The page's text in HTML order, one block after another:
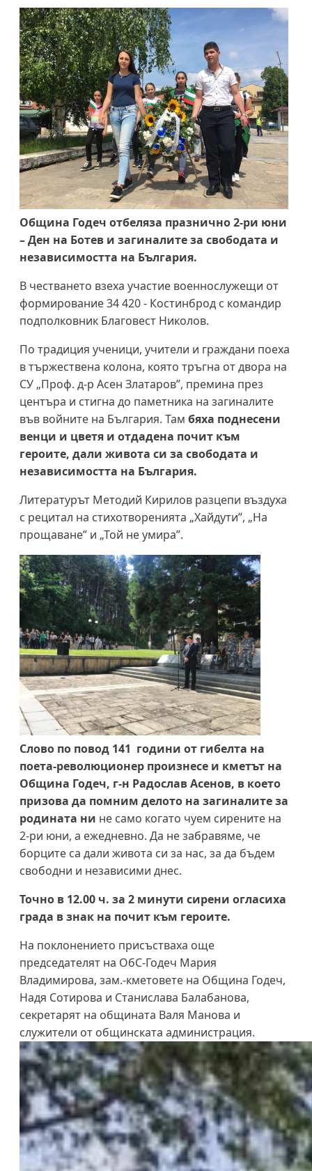
Община Годеч отбеляза празнично 2-ри юни
– Ден на Ботев и загиналите за свободата и
независимостта на България.
В честването взеха участие военнослужещи от
формирование 34 420 - Костинброд с командир
подполковник Благовест Николов.
По традиция ученици, учители и граждани поеха
в тържествена колона, която тръгна от двора на
СУ „Проф. д-р Асен Златаров”, премина през
центъра и стигна до паметника на загиналите
във войните на България. Там бяха поднесени
венци и цветя и отдадена почит към
героите, дали живота си за свободата и
независимостта на България.
Литературът Методий Кирилов разцепи въздуха
с рецитал на стихотворенията „Хайдути”, „На
прощаване” и „Той не умира”.
Слово по повод 141 години от гибелта на
поета-революционер произнесе и кметът на
Община Годеч, г-н Радослав Асенов, в което
призова да помним делото на загиналите за
родината ни не само когато чуем сирените на
2-ри юни, а ежедневно. Да не забравяме, че
борците са дали живота си за нас, за да бъдем
свободни и независими днес.
Точно в 12.00 ч. за 2 минути сирени огласиха
града в знак на почит към героите.
На поклонението присъстваха още
председателят на ОбС-Годеч Мария
Владимирова, зам.-кметовете на Община Годеч,
Надя Сотирова и Станислава Балабанова,
секретарят на общината Валя Манова и
служители от общинската администрация.